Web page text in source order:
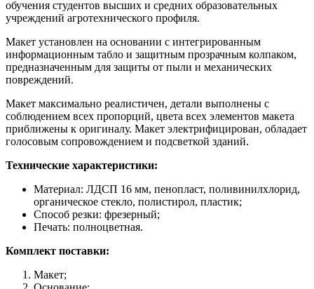
обучения студентов высших и средних образовательных
учреждений агротехнического профиля.
Макет установлен на основании с интегрированным
информационным табло и защитным прозрачным колпаком,
предназначенным для защиты от пыли и механических
повреждений.
Макет максимально реалистичен, детали выполнены с
соблюдением всех пропорций, цвета всех элементов макета
приближены к оригиналу. Макет электрифицирован, обладает
голосовым сопровождением и подсветкой зданий.
Технические характеристики:
Материал: ЛДСП 16 мм, пенопласт, поливинилхлорид,
органическое стекло, полистирол, пластик;
Способ резки: фрезерный;
Печать: полноцветная.
Комплект поставки:
Макет;